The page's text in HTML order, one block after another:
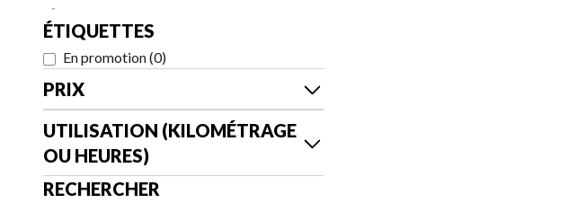
-
ÉTIQUETTES
En promotion(0)
PRIX
UTILISATION (KILOMÉTRAGE
OU HEURES)
RECHERCHER